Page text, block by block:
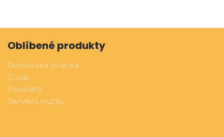
Oblíbené produkty
Domovská stránka
O nás
Produkty
Servisní služby